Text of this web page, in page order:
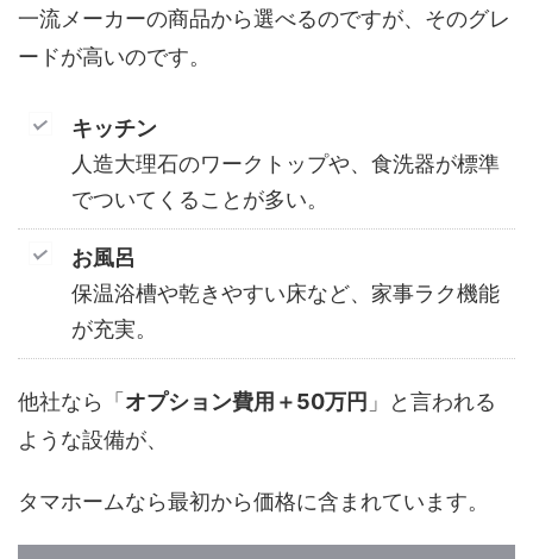
一流メーカーの商品から選べるのですが、そのグレ
ードが高いのです。
キッチン
人造大理石のワークトップや、食洗器が標準
でついてくることが多い。
お風呂
保温浴槽や乾きやすい床など、家事ラク機能
が充実。
他社なら「 オプション費用＋50万円 」と言われる
ような設備が、
タマホームなら最初から価格に含まれています。